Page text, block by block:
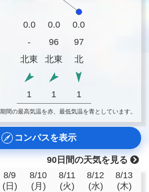
0.0 0.0
0.0
-
96
97
北東
北東 北
1 1 1
間の最高気温を赤、最低気温を青としています。
コンパスを表示
90日間の天気を見る
8/9
(日)
8/10
(月)
8/11
(火)
8/12
(水)
8/13
(木)